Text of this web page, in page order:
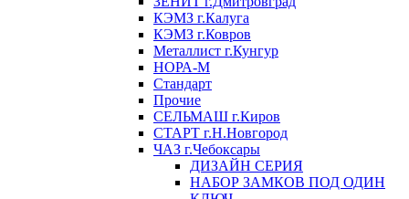
КЭМЗ г.Калуга
КЭМЗ г.Ковров
Металлист г.Кунгур
НОРА-М
Стандарт
Прочие
СЕЛЬМАШ г.Киров
СТАРТ г.Н.Новгород
ЧАЗ г.Чебоксары
ДИЗАЙН СЕРИЯ
НАБОР ЗАМКОВ ПОД ОДИН